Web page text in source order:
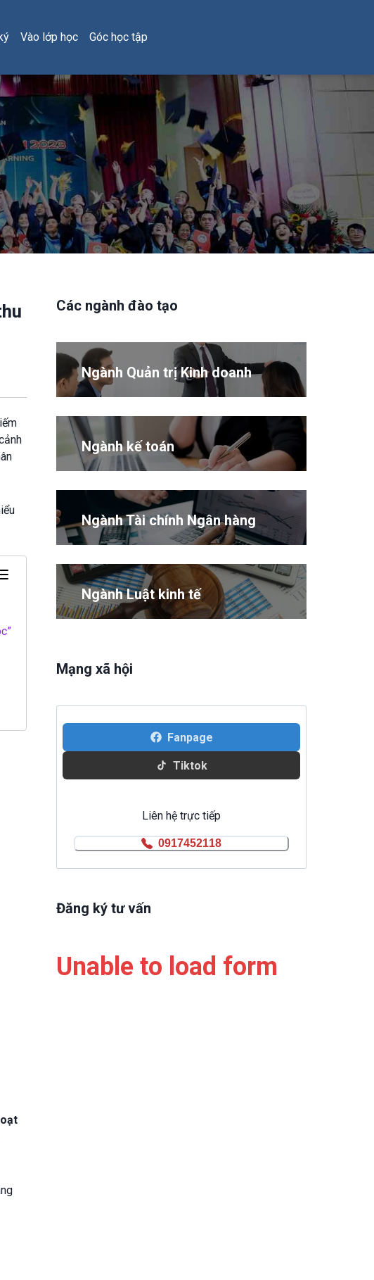
Vào lớp học Góc học tập
Các ngành đào tạo
Ngành Quản trị Kinh doanh
Ngành kế toán
Ngành Tài chính Ngân hàng
Ngành Luật kinh tế
Mạng xã hội
Fanpage
Tiktok
Liên hệ trực tiếp
0917452118
Đăng ký tư vấn
Unable to load form